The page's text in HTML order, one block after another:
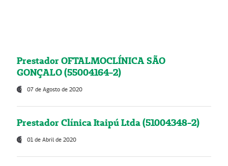
Prestador OFTALMOCLÍNICA SÃO
GONÇALO (55004164-2)
07 de Agosto de 2020
Prestador Clínica Itaipú Ltda (51004348-2)
01 de Abril de 2020